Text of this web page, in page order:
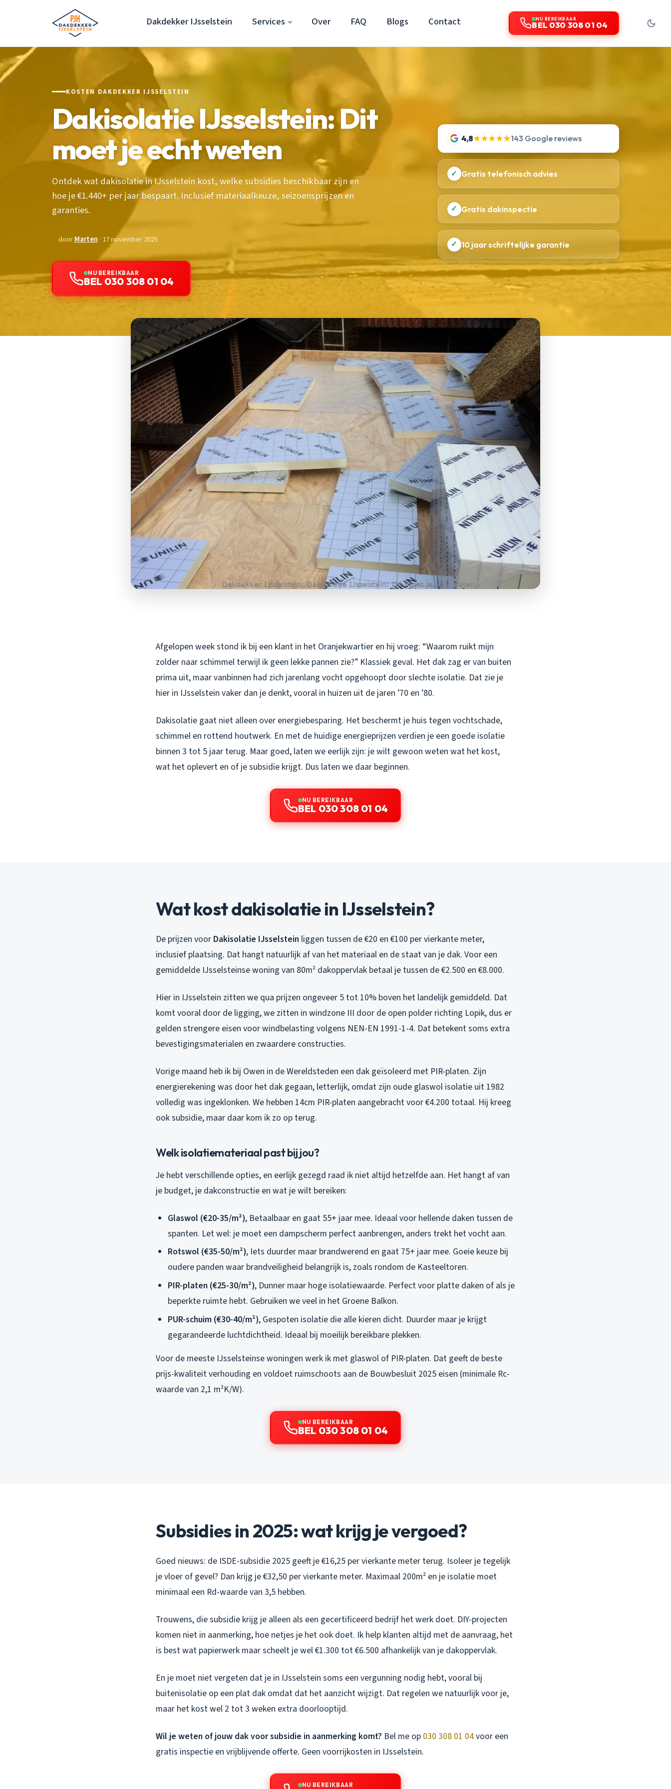
Dakdekker IJsselstein Services Over FAQ Blogs Contact NU BEREIKBAAR
BEL 030 308 01 04
KOSTEN DAKDEKKER IJSSELSTEIN
Dakisolatie IJsselstein: Dit
moet je echt weten
Ontdek wat dakisolatie in IJsselstein kost, welke subsidies beschikbaar zijn en
hoe je €1.440+ per jaar bespaart. Inclusief materiaalkeuze, seizoensprijzen en
garanties.
doorMarten · 17 november 2025
NU BEREIKBAAR
BEL 030 308 01 04
4,8★★★★★143 Google reviews
✓ Gratis telefonisch advies
✓ Gratis dakinspectie
✓ 10 jaar schriftelijke garantie
Afgelopen week stond ik bij een klant in het Oranjekwartier en hij vroeg: “Waarom ruikt mijn
zolder naar schimmel terwijl ik geen lekke pannen zie?” Klassiek geval. Het dak zag er van buiten
prima uit, maar vanbinnen had zich jarenlang vocht opgehoopt door slechte isolatie. Dat zie je
hier in IJsselstein vaker dan je denkt, vooral in huizen uit de jaren ’70 en ’80.
Dakisolatie gaat niet alleen over energiebesparing. Het beschermt je huis tegen vochtschade,
schimmel en rottend houtwerk. En met de huidige energieprijzen verdien je een goede isolatie
binnen 3 tot 5 jaar terug. Maar goed, laten we eerlijk zijn: je wilt gewoon weten wat het kost,
wat het oplevert en of je subsidie krijgt. Dus laten we daar beginnen.
NU BEREIKBAAR
BEL 030 308 01 04
Wat kost dakisolatie in IJsselstein?
De prijzen voor Dakisolatie IJsselstein liggen tussen de €20 en €100 per vierkante meter,
inclusief plaatsing. Dat hangt natuurlijk af van het materiaal en de staat van je dak. Voor een
gemiddelde IJsselsteinse woning van 80m² dakoppervlak betaal je tussen de €2.500 en €8.000.
Hier in IJsselstein zitten we qua prijzen ongeveer 5 tot 10% boven het landelijk gemiddeld. Dat
komt vooral door de ligging, we zitten in windzone III door de open polder richting Lopik, dus er
gelden strengere eisen voor windbelasting volgens NEN-EN 1991-1-4. Dat betekent soms extra
bevestigingsmaterialen en zwaardere constructies.
Vorige maand heb ik bij Owen in de Wereldsteden een dak geïsoleerd met PIR-platen. Zijn
energierekening was door het dak gegaan, letterlijk, omdat zijn oude glaswol isolatie uit 1982
volledig was ingeklonken. We hebben 14cm PIR-platen aangebracht voor €4.200 totaal. Hij kreeg
ook subsidie, maar daar kom ik zo op terug.
Welk isolatiemateriaal past bij jou?
Je hebt verschillende opties, en eerlijk gezegd raad ik niet altijd hetzelfde aan. Het hangt af van
je budget, je dakconstructie en wat je wilt bereiken:
Glaswol (€20-35/m²), Betaalbaar en gaat 55+ jaar mee. Ideaal voor hellende daken tussen de
spanten. Let wel: je moet een dampscherm perfect aanbrengen, anders trekt het vocht aan.
Rotswol (€35-50/m²), Iets duurder maar brandwerend en gaat 75+ jaar mee. Goeie keuze bij
oudere panden waar brandveiligheid belangrijk is, zoals rondom de Kasteeltoren.
PIR-platen (€25-30/m²), Dunner maar hoge isolatiewaarde. Perfect voor platte daken of als je
beperkte ruimte hebt. Gebruiken we veel in het Groene Balkon.
PUR-schuim (€30-40/m²), Gespoten isolatie die alle kieren dicht. Duurder maar je krijgt
gegarandeerde luchtdichtheid. Ideaal bij moeilijk bereikbare plekken.
Voor de meeste IJsselsteinse woningen werk ik met glaswol of PIR-platen. Dat geeft de beste
prijs-kwaliteit verhouding en voldoet ruimschoots aan de Bouwbesluit 2025 eisen (minimale Rc-
waarde van 2,1 m²K/W).
NU BEREIKBAAR
BEL 030 308 01 04
Subsidies in 2025: wat krijg je vergoed?
Goed nieuws: de ISDE-subsidie 2025 geeft je €16,25 per vierkante meter terug. Isoleer je tegelijk
je vloer of gevel? Dan krijg je €32,50 per vierkante meter. Maximaal 200m² en je isolatie moet
minimaal een Rd-waarde van 3,5 hebben.
Trouwens, die subsidie krijg je alleen als een gecertificeerd bedrijf het werk doet. DIY-projecten
komen niet in aanmerking, hoe netjes je het ook doet. Ik help klanten altijd met de aanvraag, het
is best wat papierwerk maar scheelt je wel €1.300 tot €6.500 afhankelijk van je dakoppervlak.
En je moet niet vergeten dat je in IJsselstein soms een vergunning nodig hebt, vooral bij
buitenisolatie op een plat dak omdat dat het aanzicht wijzigt. Dat regelen we natuurlijk voor je,
maar het kost wel 2 tot 3 weken extra doorlooptijd.
Wil je weten of jouw dak voor subsidie in aanmerking komt? Bel me op 030 308 01 04voor een
gratis inspectie en vrijblijvende offerte. Geen voorrijkosten in IJsselstein.
NU BEREIKBAAR